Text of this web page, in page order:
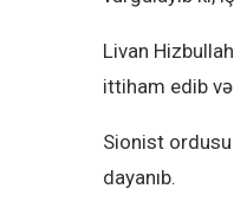
Livan
ittiham edib
Sionist
dayanıb.